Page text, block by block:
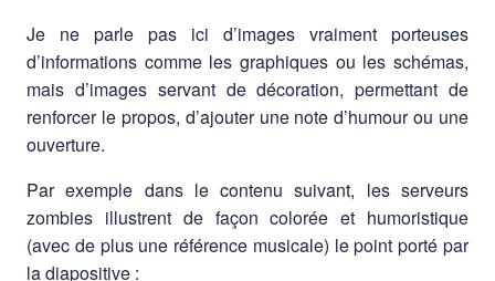
Je ne parle pas ici d’images vraiment porteuses
d’informations comme les graphiques ou les schémas,
mais d’images servant de décoration, permettant de
renforcer le propos, d’ajouter une note d’humour ou une
ouverture.
Par exemple dans le contenu suivant, les serveurs
zombies illustrent de façon colorée et humoristique
(avec de plus une référence musicale) le point porté par
la diapositive :